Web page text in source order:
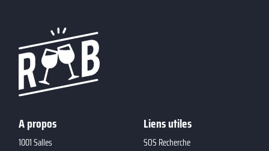
A propos
1001 Salles
Liens utiles
SOS Recherche